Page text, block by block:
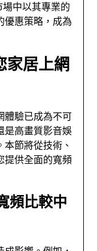
中以其專業的
優惠策略，成為
家居上網
體驗已成為不可
是高畫質影音娛
節將從技術、
提供全面的寬頻
頻比較中